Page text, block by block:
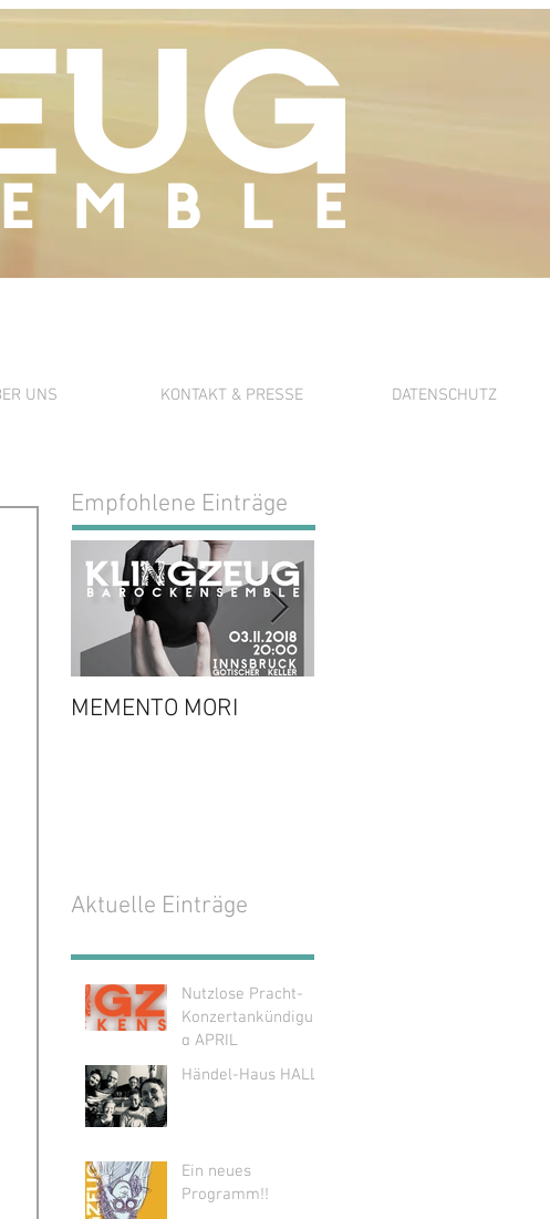
UNS KONTAKT & PRESSE DATENSCHUTZ
Empfohlene Einträge
MEMENTO MORI
Aktuelle Einträge
Nutzlose Pracht-
Konzertankündigun
g APRIL
Händel-Haus HALLE
Ein neues
Programm!!